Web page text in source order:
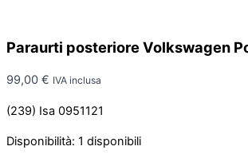
Paraurti posteriore Volkswagen
99,00 € IVA inclusa
(239) Isa 0951121
Disponibilità: 1 disponibili